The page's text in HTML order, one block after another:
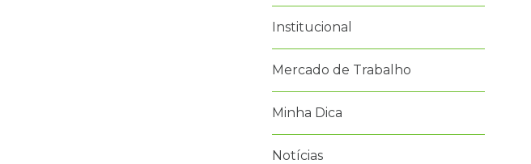
Institucional
Mercado de Trabalho
Minha Dica
Notícias